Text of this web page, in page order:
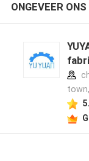
ONGEVEER ONS